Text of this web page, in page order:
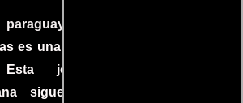
cautivó al mundo
es una explosión de acción y
joya cinematográfica
sigue la historia de un